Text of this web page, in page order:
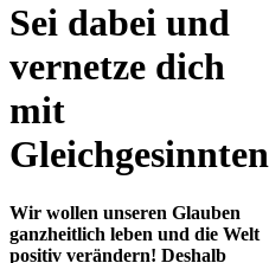
Sei dabei und
vernetze dich
mit
Gleichgesinnten
Wir wollen unseren Glauben
ganzheitlich leben und die Welt
positiv verändern! Deshalb